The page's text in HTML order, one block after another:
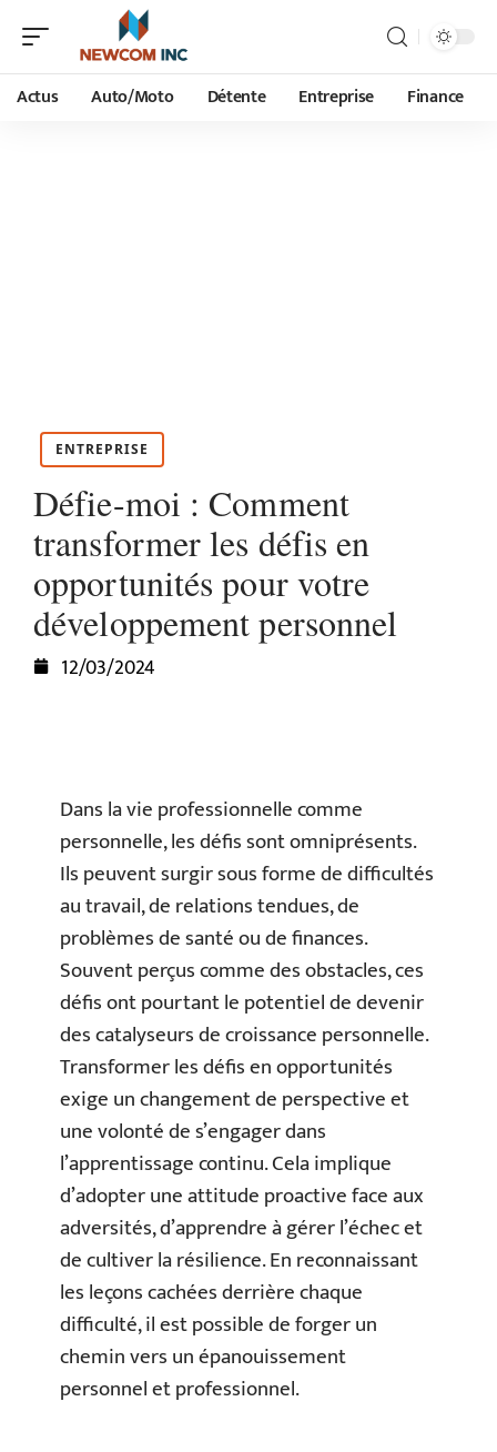
Actus Auto/Moto Détente Entreprise Finance
ENTREPRISE
Défie-moi : Comment
transformer les défis en
opportunités pour votre
développement personnel
12/03/2024
Dans la vie professionnelle comme
personnelle, les défis sont omniprésents.
Ils peuvent surgir sous forme de difficultés
au travail, de relations tendues, de
problèmes de santé ou de finances.
Souvent perçus comme des obstacles, ces
défis ont pourtant le potentiel de devenir
des catalyseurs de croissance personnelle.
Transformer les défis en opportunités
exige un changement de perspective et
une volonté de s’engager dans
l’apprentissage continu. Cela implique
d’adopter une attitude proactive face aux
adversités, d’apprendre à gérer l’échec et
de cultiver la résilience. En reconnaissant
les leçons cachées derrière chaque
difficulté, il est possible de forger un
chemin vers un épanouissement
personnel et professionnel.